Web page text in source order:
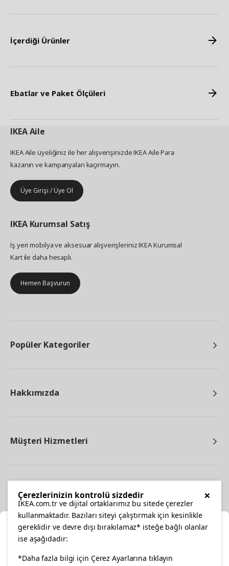
İçerdiği Ürünler
Ebatlar ve Paket Ölçüleri
IKEAAile
IKEA Aile üyeliğiniz ile her alışverişinizde IKEA Aile Para
kazanın ve kampanyaları kaçırmayın.
Üye Girişi / Üye Ol
IKEA Kurumsal Satış
İş yeri mobilya ve aksesuar alışverişleriniz IKEA Kurumsal
Kart ile daha hesaplı.
Hemen Başvurun
Popüler Kategoriler
Hakkımızda
Müşteri Hizmetleri
facebooktwitterinstagrampinterestyoutube
Konumunuzu Seçin
×
Çerezlerinizin kontrolü sizdedir
IKEA.com.tr ve dijital ortaklarımız bu sitede çerezler
kullanmaktadır. Bazıları siteyi çalıştırmak için kesinlikle
gereklidir ve devre dışı bırakılamaz* isteğe bağlı olanlar
ise aşağıdadır:
*Daha fazla bilgi için Çerez Ayarlarına tıklayın